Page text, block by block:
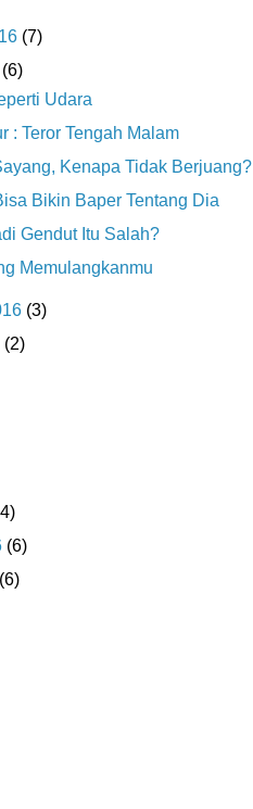
(7)
(6)
Udara
: Teror Tengah Malam
Kenapa Tidak Berjuang?
Bikin Baper Tentang Dia
Gendut Itu Salah?
Memulangkanmu
(3)
(2)
(6)
(6)